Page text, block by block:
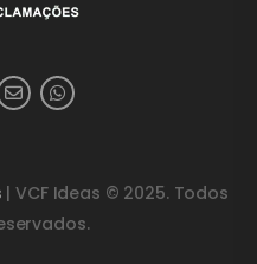
| VCF Ideas © 2025. Todos